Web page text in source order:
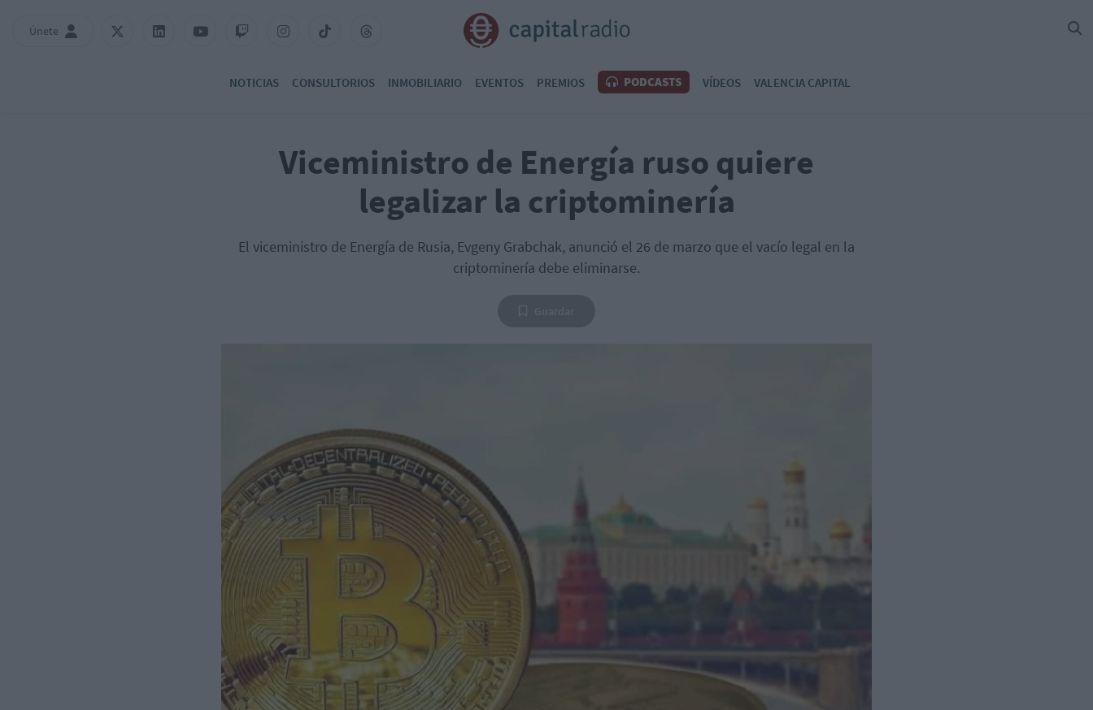
Únete
NOTICIAS CONSULTORIOS INMOBILIARIO EVENTOS PREMIOS PODCASTS VÍDEOS VALENCIA CAPITAL
Viceministro de Energía ruso quiere
legalizar la criptominería
El viceministro de Energía de Rusia, Evgeny Grabchak, anunció el 26 de marzo que el vacío legal en la
criptominería debe eliminarse.